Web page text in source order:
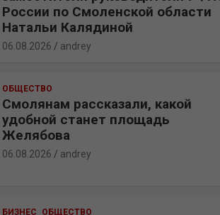
России по Смоленской области
Натальи Калядиной
06.08.2026 andrey
ОБЩЕСТВО
Смолянам рассказали, какой
удобной станет площадь
Желябова
06.08.2026 andrey
БИЗНЕС ОБЩЕСТВО